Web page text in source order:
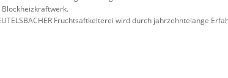
Fruchtsaftkelterei wird durch jahrzehntelange